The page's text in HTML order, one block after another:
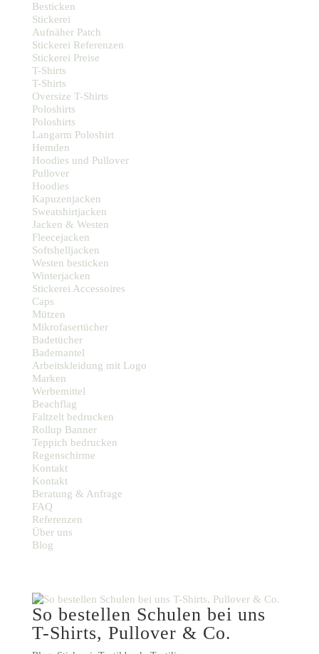
Besticken
Stickerei
Aufnäher Patch
Stickerei Referenzen
Stickerei Preise
T-Shirts
T-Shirts
Oversize T-Shirts
Poloshirts
Poloshirts
Langarm Poloshirt
Hemden
Hoodies und Pullover
Pullover
Hoodies
Kapuzenjacken
Sweatshirtjacken
Jacken & Westen
Fleecejacken
Softshelljacken
Westen besticken
Winterjacken
Stickerei Accessoires
Caps
Mützen
Mikrofasertücher
Badetücher
Bademantel
Arbeitskleidung mit Logo
Marken
Werbemittel
Beachflag
Faltzelt bedrucken
Rollup Banner
Teppich bedrucken
Regenschirme
Kontakt
Kontakt
Beratung & Anfrage
FAQ
Referenzen
Über uns
Blog
So bestellen Schulen bei uns
T-Shirts, Pullover & Co.